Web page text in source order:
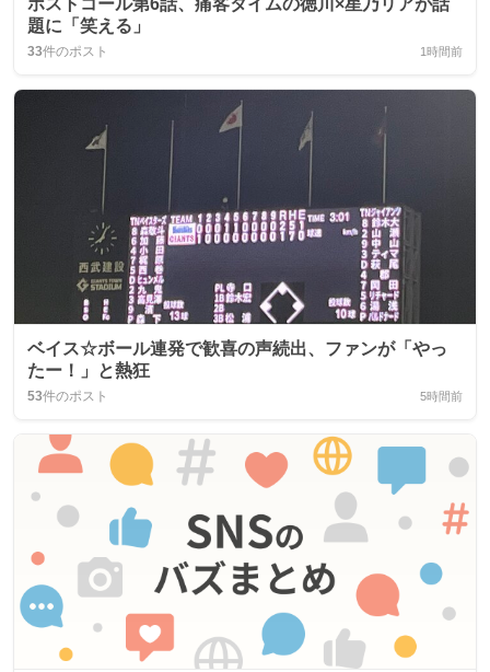
ホストコール第6話、痛客タイムの徳川×星乃リアが話
題に「笑える」
33件のポスト 1時間前
ベイス☆ボール連発で歓喜の声続出、ファンが「やっ
たー！」と熱狂
53件のポスト 5時間前